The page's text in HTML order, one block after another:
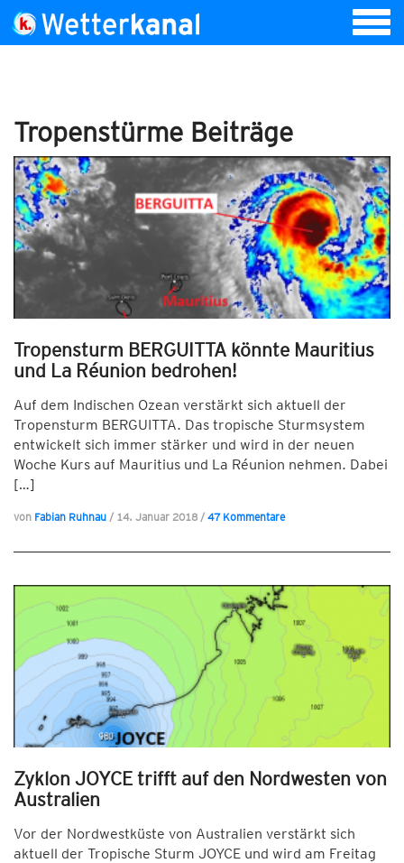
Tropenstürme Beiträge
Tropensturm BERGUITTA könnte Mauritius
und La Réunion bedrohen!
Auf dem Indischen Ozean verstärkt sich aktuell der
Tropensturm BERGUITTA. Das tropische Sturmsystem
entwickelt sich immer stärker und wird in der neuen
Woche Kurs auf Mauritius und La Réunion nehmen. Dabei
[…]
von Fabian Ruhnau / 14. Januar 2018 / 47 Kommentare
Zyklon JOYCE trifft auf den Nordwesten von
Australien
Vor der Nordwestküste von Australien verstärkt sich
aktuell der Tropische Sturm JOYCE und wird am Freitag